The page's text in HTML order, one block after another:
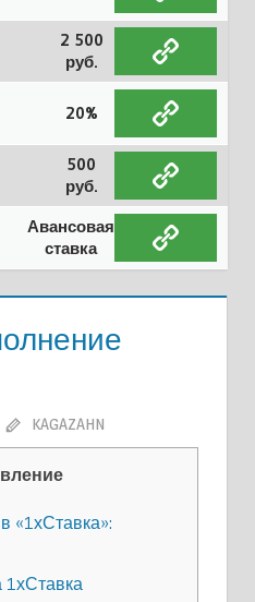
2 500
руб.
20%
500
руб.
Авансовая
ставка
KAGAZAHN
«1хСтавка»:
1хСтавка